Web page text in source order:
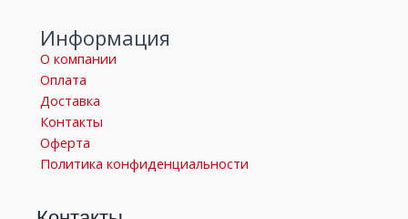
Информация
О компании
Оплата
Доставка
Контакты
Оферта
Политика конфиденциальности